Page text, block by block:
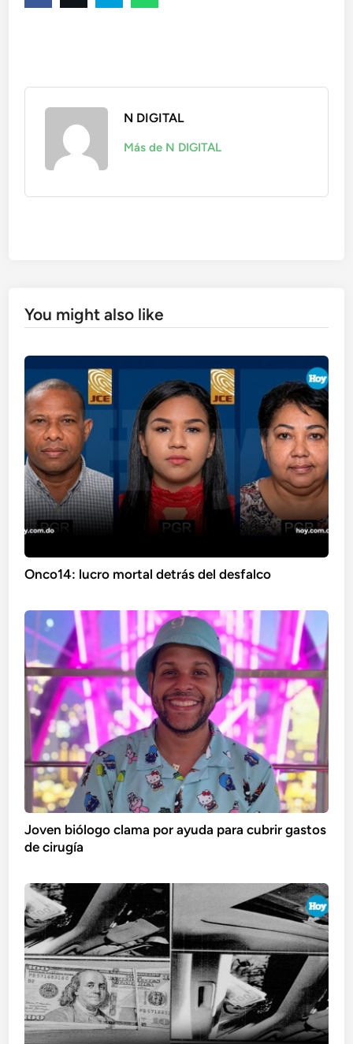
N DIGITAL
Más de N DIGITAL
You might also like
Onco14: lucro mortal detrás del desfalco
Joven biólogo clama por ayuda para cubrir gastos
de cirugía